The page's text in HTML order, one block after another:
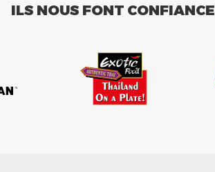
ILS NOUS FONT CONFIANCE